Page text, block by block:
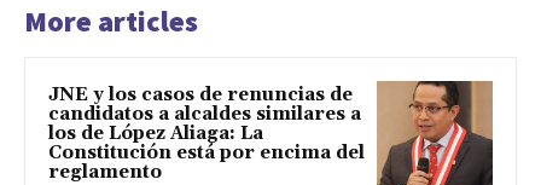
More articles
JNE y los casos de renuncias de
candidatos a alcaldes similares a
los de López Aliaga: La
Constitución está por encima del
reglamento